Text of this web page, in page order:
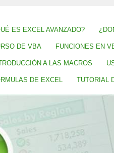
ES EXCEL AVANZADO?
DE VBA FUNCIONES EN
A LAS MACROS
DE EXCEL TUTORIAL